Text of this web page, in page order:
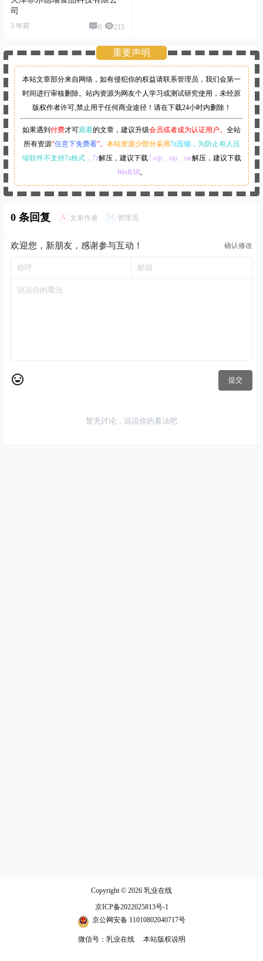
司
3 年前 0 215
重要声明
本站文章部分来自网络，如有侵犯你的权益请联系管理员， 我们会第一
时间进行审核删除。站内资源为网友个人学习或测试研究使用，未经原
版权作者许可,禁止用于任何商业途径！请在下载24小时内删除！
如果遇到 付费才可观看的文章，建议升级会员或者成为认证用户。 全站
所有资源“任意下免费看”。 本站资源少部分采用7z压缩， 为防止有人压
缩软件不支持7z格式，7z解压，建议下载7-zip，zip、rar解压，建议下载
WinRAR。
0 条回复 A 文章作者 M 管理员
欢迎您，新朋友，感谢参与互动！ 确认修改
提交
暂无讨论，说说你的看法吧
Copyright © 2026 乳业在线
京ICP备2022025813号-1
京公网安备 11010802040717号
微信号：乳业在线 本站版权说明